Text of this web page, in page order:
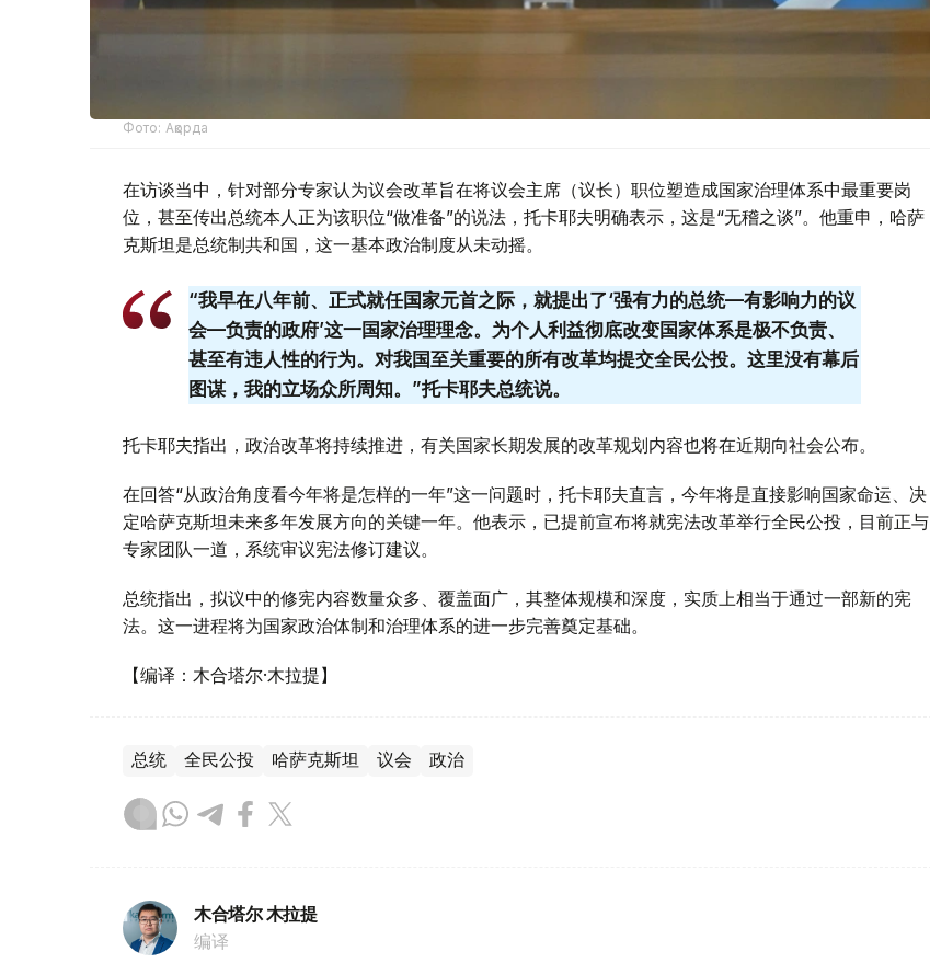
Фото: Ақорда
在访谈当中，针对部分专家认为议会改革旨在将议会主席（议长）职位塑造成国家治理体系中最重要岗
位，甚至传出总统本人正为该职位“做准备”的说法，托卡耶夫明确表示，这是“无稽之谈”。他重申，哈萨
克斯坦是总统制共和国，这一基本政治制度从未动摇。
“我早在八年前、正式就任国家元首之际，就提出了‘强有力的总统—有影响力的议
会—负责的政府’这一国家治理理念。为个人利益彻底改变国家体系是极不负责、
甚至有违人性的行为。对我国至关重要的所有改革均提交全民公投。这里没有幕后
图谋，我的立场众所周知。”托卡耶夫总统说。
托卡耶夫指出，政治改革将持续推进，有关国家长期发展的改革规划内容也将在近期向社会公布。
在回答“从政治角度看今年将是怎样的一年”这一问题时，托卡耶夫直言，今年将是直接影响国家命运、决
定哈萨克斯坦未来多年发展方向的关键一年。他表示，已提前宣布将就宪法改革举行全民公投，目前正与
专家团队一道，系统审议宪法修订建议。
总统指出，拟议中的修宪内容数量众多、覆盖面广，其整体规模和深度，实质上相当于通过一部新的宪
法。这一进程将为国家政治体制和治理体系的进一步完善奠定基础。
【编译：木合塔尔·木拉提】
总统 全民公投 哈萨克斯坦 议会 政治
木合塔尔 木拉提
编译